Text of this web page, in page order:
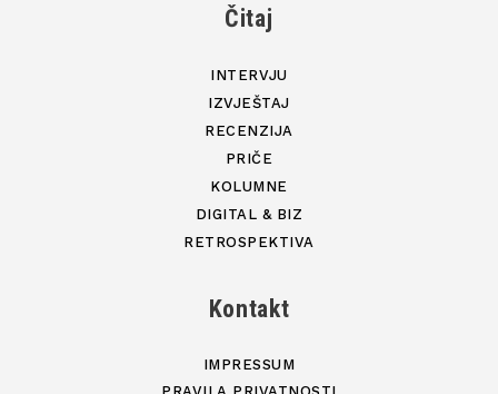
Čitaj
INTERVJU
IZVJEŠTAJ
RECENZIJA
PRIČE
KOLUMNE
DIGITAL & BIZ
RETROSPEKTIVA
Kontakt
IMPRESSUM